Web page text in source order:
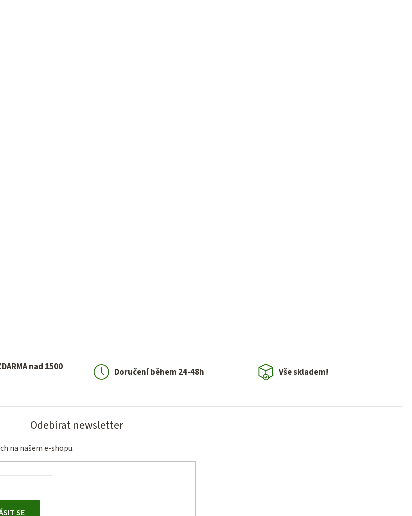
nad 1500
Doručení během 24-48h Vše skladem!
Odebírat newsletter
na našem e-shopu.
SE